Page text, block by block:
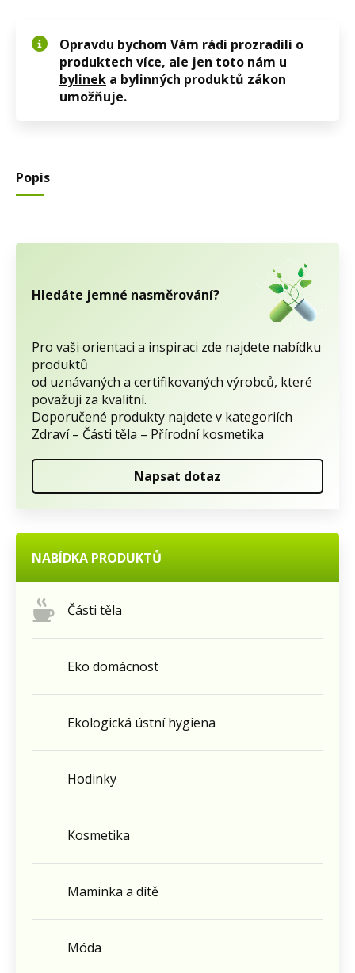
Opravdu bychom Vám rádi prozradili o
produktech více, ale jen toto nám u
bylinek a bylinných produktů zákon
umožňuje.
Popis
Hledáte jemné nasměrování?
Pro vaši orientaci a inspiraci zde najdete nabídku
produktů
od uznávaných a certifikovaných výrobců, které
považuji za kvalitní.
Doporučené produkty najdete v kategoriích
Zdraví – Části těla – Přírodní kosmetika
Napsat dotaz
NABÍDKA PRODUKTŮ
Části těla
Eko domácnost
Ekologická ústní hygiena
Hodinky
Kosmetika
Maminka a dítě
Móda